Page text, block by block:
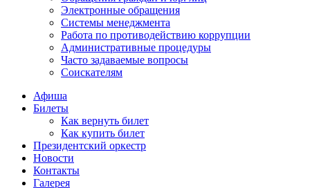
Электронные обращения
Системы менеджмента
Работа по противодействию коррупции
Административные процедуры
Часто задаваемые вопросы
Соискателям
Афиша
Билеты
Как вернуть билет
Как купить билет
Президентский оркестр
Новости
Контакты
Галерея